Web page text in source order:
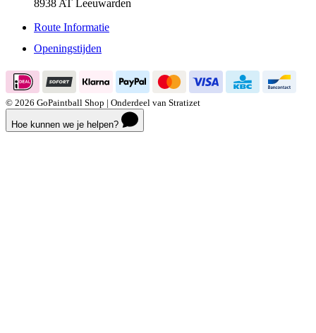
8938 AT Leeuwarden
Route Informatie
Openingstijden
© 2026 GoPaintball Shop | Onderdeel van Stratizet
Hoe kunnen we je helpen?